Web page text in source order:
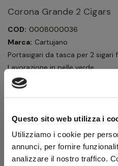
Questo sito web utilizza i
Utilizziamo i cookie per
annunci, per fornire
analizzare il nostro traffico.
Corona Grande 2 Cigars
COD: 0008000036
Marca: Cartujano
Portasigari da tasca per 2 sigari
Lavorazione in pelle verde.
84,00 €
Quantità